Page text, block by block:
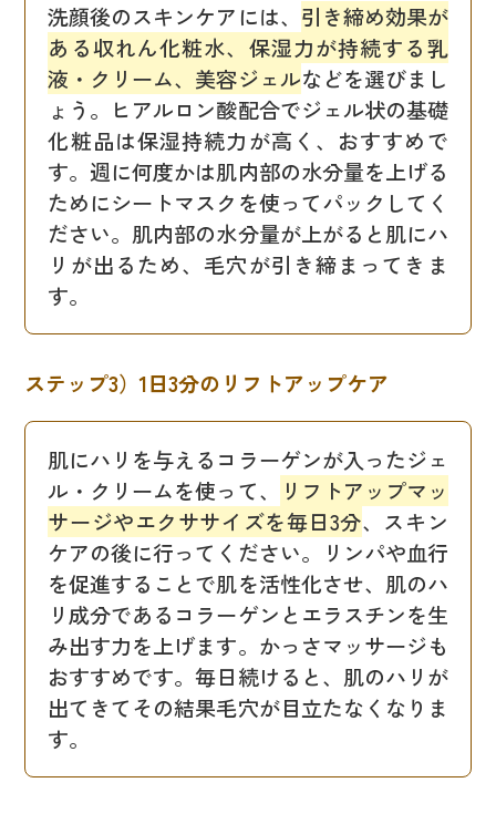
洗顔後のスキンケアには、 引き締め効果が
ある収れん化粧水、保湿力が持続する乳
液・クリーム、美容ジェルなどを選びまし
ょう。ヒアルロン酸配合でジェル状の基礎
化粧品は保湿持続力が高く、おすすめで
す。週に何度かは肌内部の水分量を上げる
ためにシートマスクを使ってパックしてく
ださい。肌内部の水分量が上がると肌にハ
リが出るため、毛穴が引き締まってきま
す。
ステップ3）1日3分のリフトアップケア
肌にハリを与えるコラーゲンが入ったジェ
ル・クリームを使って、
リフトアップマッ
サージやエクササイズを毎日3分、スキン
ケアの後に行ってください。リンパや血行
を促進することで肌を活性化させ、肌のハ
リ成分であるコラーゲンとエラスチンを生
み出す力を上げます。かっさマッサージも
おすすめです。毎日続けると、肌のハリが
出てきてその結果毛穴が目立たなくなりま
す。